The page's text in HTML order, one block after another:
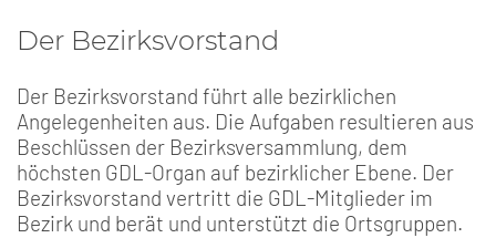
Der Bezirksvorstand
Der Bezirksvorstand führt alle bezirklichen
Angelegenheiten aus. Die Aufgaben resultieren aus
Beschlüssen der Bezirksversammlung, dem
höchsten GDL-Organ auf bezirklicher Ebene. Der
Bezirksvorstand vertritt die GDL-Mitglieder im
Bezirk und berät und unterstützt die Ortsgruppen.